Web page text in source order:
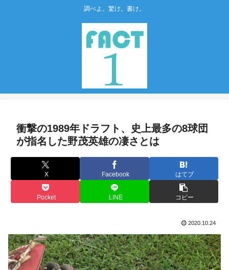
調べよ。驚け。書け。
衝撃の1989年ドラフト、史上最多の8球団
が指名した野茂英雄の凄さとは
X Facebook はてブ
Pocket LINE コピー
2020.10.24